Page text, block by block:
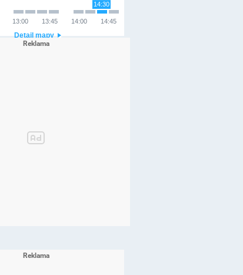
14:30
14:45
14:00
13:45
13:00
Detail mapy